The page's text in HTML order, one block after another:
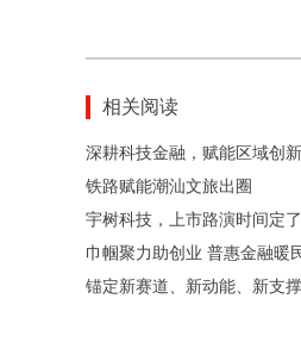
相关阅读
铁路赋能潮汕文旅出圈
宇树科技，上市路演时间定了